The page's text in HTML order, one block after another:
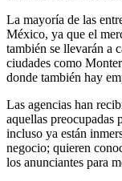
La mayoría de las
México, ya que el
también se llevarán a
ciudades como
donde también hay
Las agencias han
aquellas preocupadas
incluso ya están
negocio; quieren
los anunciantes para